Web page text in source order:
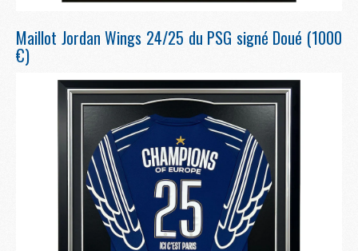
Maillot Jordan Wings 24/25 du PSG signé Doué (1000
€)